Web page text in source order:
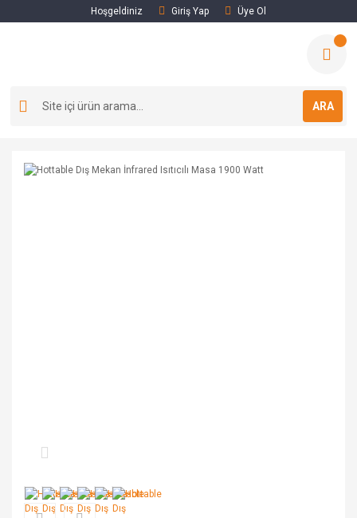
Hoşgeldiniz Giriş Yap Üye Ol
ARA